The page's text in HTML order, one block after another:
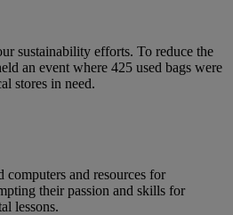
sustainability efforts. To reduce the
an event where 425 used bags were
stores in need.
and resources for
their passion and skills for
lessons.